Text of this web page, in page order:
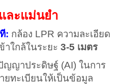
ละแม่นยำ
: กล้อง LPR ความละเอียด
าใกล้ในระยะ 3-5 เมตร
ญญาประดิษฐ์ (AI) ในการ
ทะเบียนให้เป็นข้อมูล